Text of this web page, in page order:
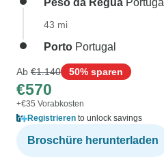
Peso da Régua Portugal
43 mi
Porto Portugal
Ab €1.140 50% sparen
€570
+€35 Vorabkosten
Registrieren to unlock savings
Broschüre herunterladen